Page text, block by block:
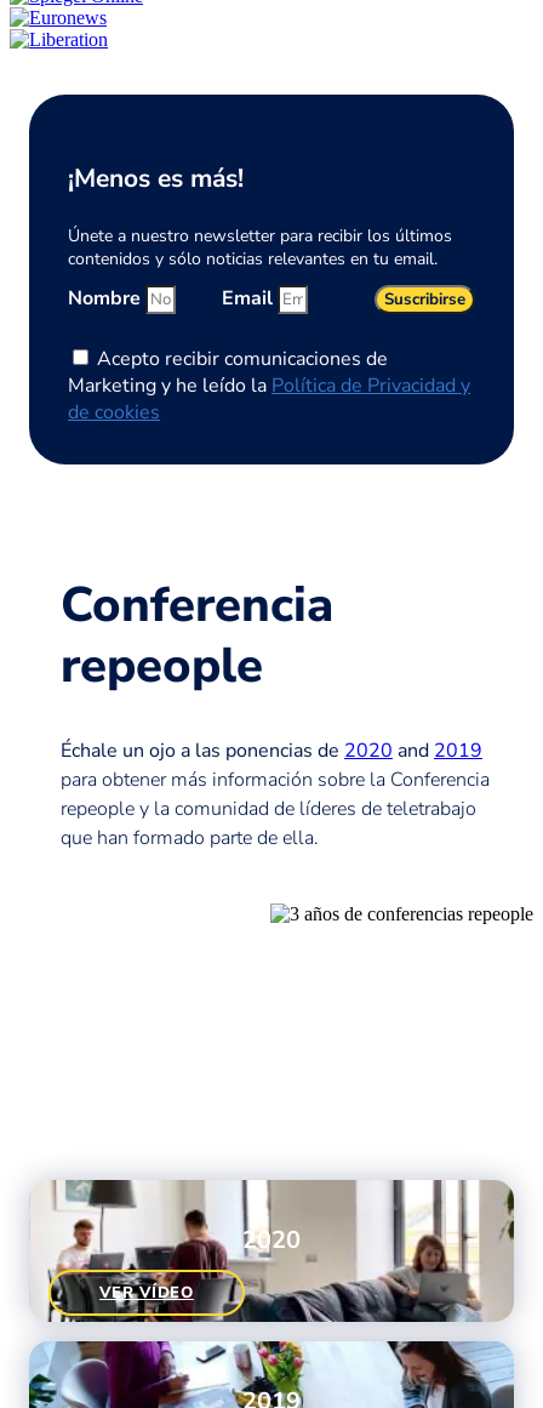
¡Menos es más!
Únete a nuestro newsletter para recibir los últimos
contenidos y sólo noticias relevantes en tu email.
Nombre Email
Acepto recibir comunicaciones de
Marketing y he leído la Política de Privacidad y
de cookies
Suscribirse
Conferencia
repeople
Échale un ojo a las ponencias de 2020 and 2019
para obtener más información sobre la Conferencia
repeople y la comunidad de líderes de teletrabajo
que han formado parte de ella.
2020
VER VÍDEO
2019